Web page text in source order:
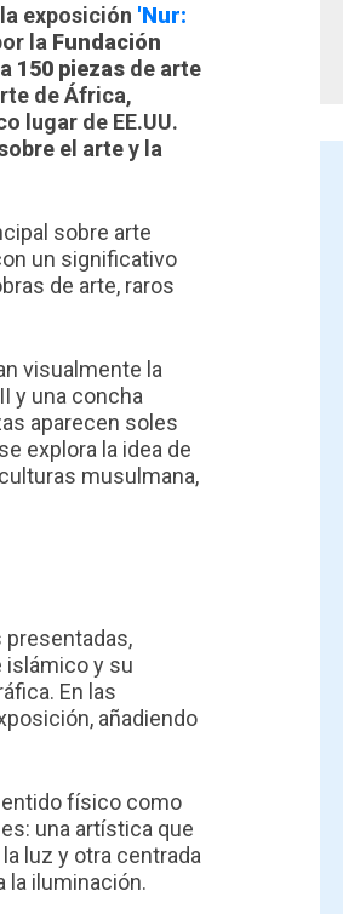
exposición 'Nur:
la Fundación
150 piezas de arte
de África,
lugar de EE.UU.
el arte y la
sobre arte
un significativo
de arte, raros
visualmente la
y una concha
aparecen soles
explora la idea de
musulmana,
presentadas,
islámico y su
En las
añadiendo
físico como
una artística que
luz y otra centrada
la iluminación.